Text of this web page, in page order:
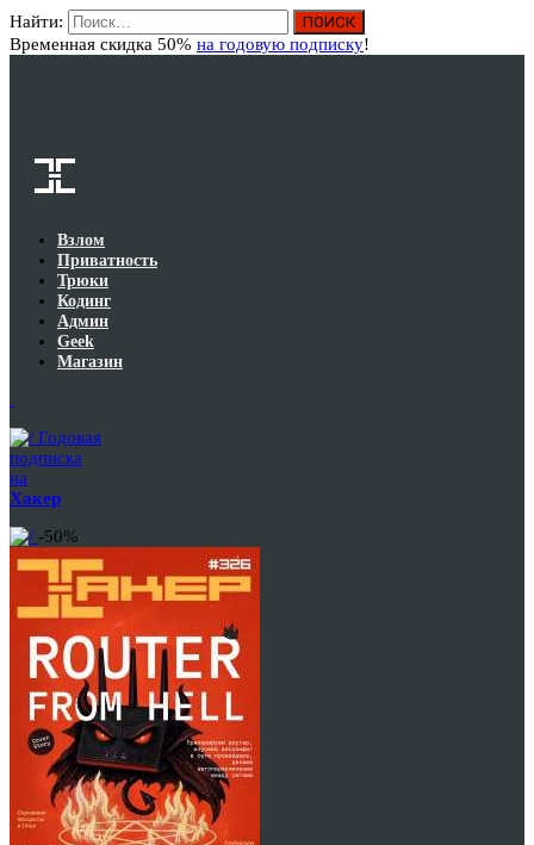
Найти:
Временная скидка 50% на годовую подписку!
Взлом
Приватность
Трюки
Кодинг
Админ
Geek
Магазин
Годовая
подписка
на
Хакер
-50%